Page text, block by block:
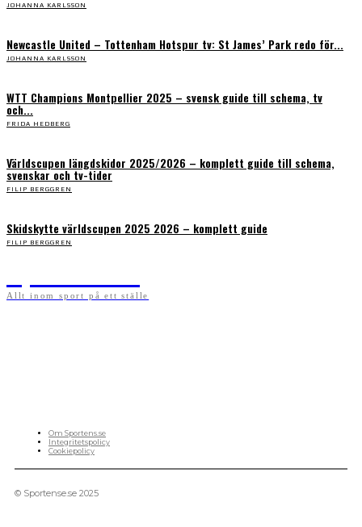
JOHANNA KARLSSON
Newcastle United – Tottenham Hotspur tv: St James’ Park redo för...
JOHANNA KARLSSON
WTT Champions Montpellier 2025 – svensk guide till schema, tv
och...
FRIDA HEDBERG
Världscupen längdskidor 2025/2026 – komplett guide till schema,
svenskar och tv-tider
FILIP BERGGREN
Skidskytte världscupen 2025 2026 – komplett guide
FILIP BERGGREN
Allt inom sport på ett ställe
Om Sportens.se
Integritetspolicy
Cookiepolicy
© Sportense.se 2025